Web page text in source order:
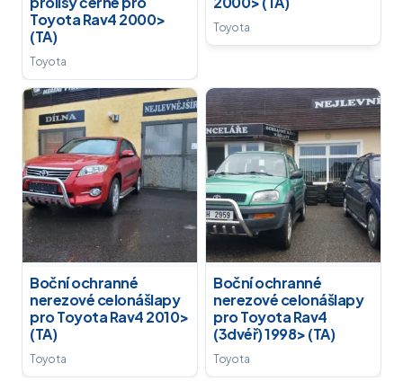
Toyota Rav4 2000>
(TA)
Toyota
Toyota
Boční ochranné
nerezové celonášlapy
pro Toyota Rav4 2010>
(TA)
Toyota
Boční ochranné
nerezové celonášlapy
pro Toyota Rav4
(3dvéř) 1998> (TA)
Toyota